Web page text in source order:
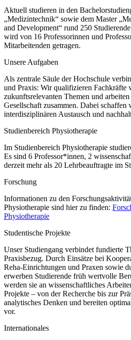
Aktuell studieren in den
„Medizintechnik“ sowie dem Master
and Development“ rund 250
wird von 16 Professorinnen und
Mitarbeitenden getragen.
Unsere Aufgaben
Als zentrale Säule der Hochschule
und Praxis: Wir qualifizieren Fachkräfte
zukunftsrelevanten Themen und
Gesellschaft zusammen. Dabei
interdisziplinären Austausch und
Studienbereich Physiotherapie
Im Studienbereich Physiotherapie
Es sind 6 Professor*innen, 2
derzeit mehr als 20 Lehrbeauftragte im
Forschung
Informationen zu den
Physiotherapie sind hier zu finden:
Physiotherapie
Studentische Projekte
Unser Studiengang verbindet fundierte
Praxisbezug. Durch Einsätze bei
Reha-Einrichtungen und Praxen sowie
erwerben Studierende früh wertvolle
werden sie an wissenschaftliches
Projekte – von der Recherche bis zur
analytisches Denken und bereiten
vor.
Internationales